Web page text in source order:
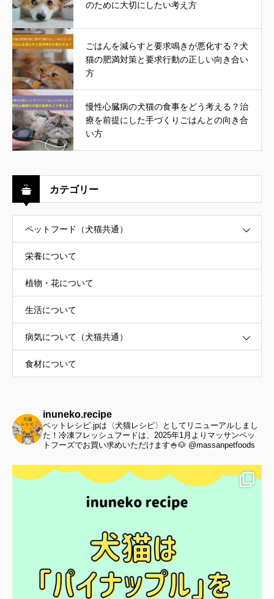
のために大切にしたい考え方
ごはんを減らすと要求鳴きが悪化する？犬
猫の肥満対策と要求行動の正しい向き合い
方
慢性心臓病の犬猫の食事をどう考える？治
療を前提にした手づくりごはんとの向き合
い方
カテゴリー
ペットフード（犬猫共通）
栄養について
植物・花について
生活について
病気について（犬猫共通）
食材について
inuneko.recipe
ペットレシピ.jpは〈犬猫レシピ〉としてリニューアルしまし
た！冷凍フレッシュフードは、2025年1月よりマッサンペッ
トフーズでお買い求めいただけます🍚🐶 @massanpetfoods